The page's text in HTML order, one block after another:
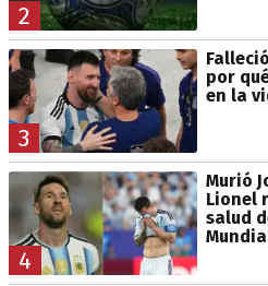
2
3
por
en la
4
Murió
Lionel
salud